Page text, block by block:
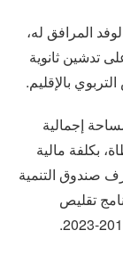
المرافق له،
تدشين ثانوية
بالإقليم.
إجمالية
متر مربع مغطاة، بكلفة مالية
من طرف صندوق التنمية
تقليص